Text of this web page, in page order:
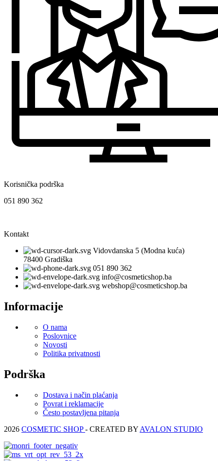
Korisnička podrška
051 890 362
Kontakt
Vidovdanska 5 (Modna kuća)
78400 Gradiška
051 890 362
info@cosmeticshop.ba
webshop@cosmeticshop.ba
Informacije
O nama
Poslovnice
Novosti
Politika privatnosti
Podrška
Dostava i način plaćanja
Povrat i reklamacije
Često postavljena pitanja
2026 COSMETIC SHOP- CREATED BY AVALON STUDIO